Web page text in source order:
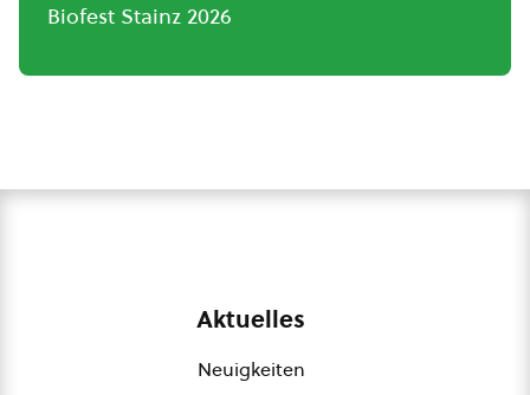
Biofest Stainz 2026
Aktuelles
Neuigkeiten